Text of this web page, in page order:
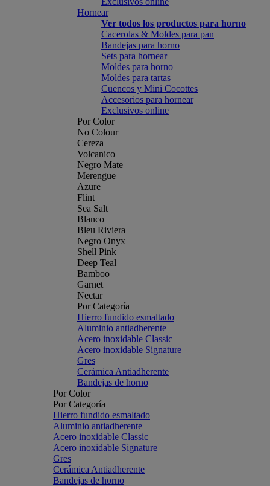
Hornear
Ver todos los productos para horno
Cacerolas & Moldes para pan
Bandejas para horno
Sets para hornear
Moldes para horno
Moldes para tartas
Cuencos y Mini Cocottes
Accesorios para hornear
Exclusivos online
Por Color
No Colour
Cereza
Volcanico
Negro Mate
Merengue
Azure
Flint
Sea Salt
Blanco
Bleu Riviera
Negro Onyx
Shell Pink
Deep Teal
Bamboo
Garnet
Nectar
Por Categoría
Hierro fundido esmaltado
Aluminio antiadherente
Acero inoxidable Classic
Acero inoxidable Signature
Gres
Cerámica Antiadherente
Bandejas de horno
Por Color
Por Categoría
Hierro fundido esmaltado
Aluminio antiadherente
Acero inoxidable Classic
Acero inoxidable Signature
Gres
Cerámica Antiadherente
Bandejas de horno